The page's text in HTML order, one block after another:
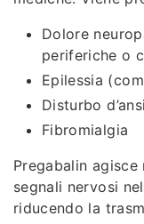
Dolore
periferiche o
Epilessia
Disturbo
Fibromialgia
Pregabalin
segnali nervosi
riducendo la